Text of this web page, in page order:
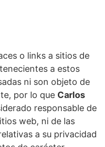
o links a sitios de
a estos
ni son objeto de
por lo que Carlos
responsable de
web, ni de las
a su privacidad